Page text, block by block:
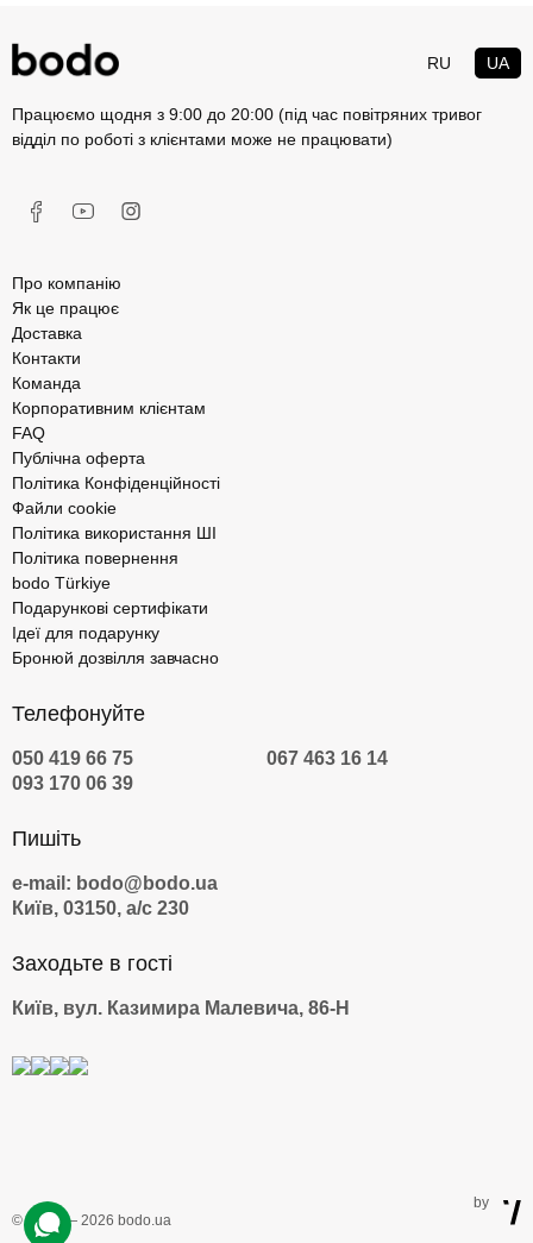
RU UA
Працюємо щодня з 9:00 до 20:00 (під час повітряних тривог
відділ по роботі з клієнтами може не працювати)
Про компанію
Як це працює
Доставка
Контакти
Команда
Корпоративним клієнтам
FAQ
Публічна оферта
Політика Конфіденційності
Файли cookie
Політика використання ШІ
Політика повернення
bodo Türkiye
Подарункові сертифікати
Ідеї для подарунку
Бронюй дозвілля завчасно
Телефонуйте
050 419 66 75
067 463 16 14
093 170 06 39
Пишіть
e-mail: bodo@bodo.ua
Київ, 03150, а/с 230
Заходьте в гості
Київ, вул. Казимира Малевича, 86-Н
© 2009 — 2026 bodo.ua
by